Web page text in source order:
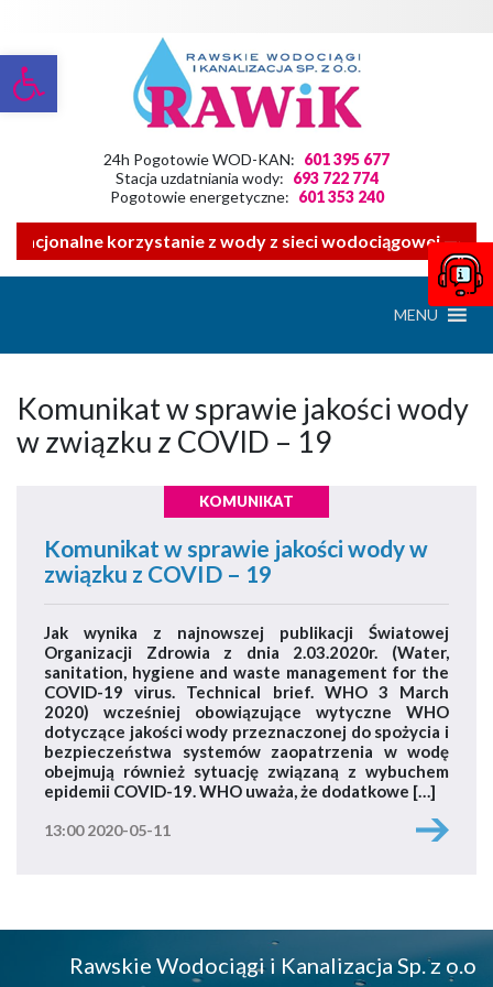
Otwórz pasek narzędzi
24h Pogotowie WOD-KAN: 601 395 677
Stacja uzdatniania wody: 693 722 774
Pogotowie energetyczne: 601 353 240
racjonalne korzystanie z wody z sieci wodociągowej ——-
MENU
Komunikat w sprawie jakości wody
w związku z COVID – 19
Komunikat w sprawie jakości wody w
związku z COVID – 19
Jak wynika z najnowszej publikacji Światowej
Organizacji Zdrowia z dnia 2.03.2020r. (Water,
sanitation, hygiene and waste management for the
COVID-19 virus. Technical brief. WHO 3 March
2020) wcześniej obowiązujące wytyczne WHO
dotyczące jakości wody przeznaczonej do spożycia i
bezpieczeństwa systemów zaopatrzenia w wodę
obejmują również sytuację związaną z wybuchem
epidemii COVID-19. WHO uważa, że dodatkowe […]
13:00 2020-05-11
KOMUNIKAT
Rawskie Wodociągi i Kanalizacja Sp. z o.o